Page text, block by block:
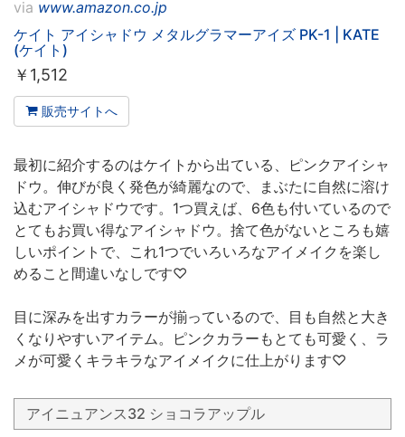
via www.amazon.co.jp
ケイト アイシャドウ メタルグラマーアイズ PK-1 | KATE
(ケイト)
￥ 1,512
販売サイトへ
最初に紹介するのはケイトから出ている、ピンクアイシャ
ドウ。伸びが良く発色が綺麗なので、まぶたに自然に溶け
込むアイシャドウです。1つ買えば、6色も付いているので
とてもお買い得なアイシャドウ。捨て色がないところも嬉
しいポイントで、これ1つでいろいろなアイメイクを楽し
めること間違いなしです♡
目に深みを出すカラーが揃っているので、目も自然と大き
くなりやすいアイテム。ピンクカラーもとても可愛く、ラ
メが可愛くキラキラなアイメイクに仕上がります♡
アイニュアンス32 ショコラアップル